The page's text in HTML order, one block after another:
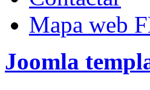
Mapa web
Joomla